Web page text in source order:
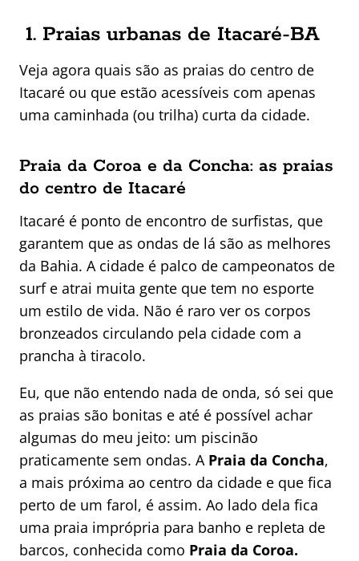
1. Praias urbanas de Itacaré-BA
Veja agora quais são as praias do centro de
Itacaré ou que estão acessíveis com apenas
uma caminhada (ou trilha) curta da cidade.
Praia da Coroa e da Concha: as praias
do centro de Itacaré
Itacaré é ponto de encontro de surfistas, que
garantem que as ondas de lá são as melhores
da Bahia. A cidade é palco de campeonatos de
surf e atrai muita gente que tem no esporte
um estilo de vida. Não é raro ver os corpos
bronzeados circulando pela cidade com a
prancha à tiracolo.
Eu, que não entendo nada de onda, só sei que
as praias são bonitas e até é possível achar
algumas do meu jeito: um piscinão
praticamente sem ondas. A Praia da Concha,
a mais próxima ao centro da cidade e que fica
perto de um farol, é assim. Ao lado dela fica
uma praia imprópria para banho e repleta de
barcos, conhecida como Praia da Coroa.